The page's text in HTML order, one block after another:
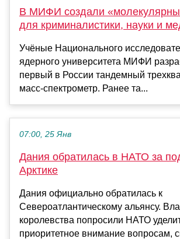
В МИФИ создали
для криминалистики, науки и
Учёные Национального
ядерного университета МИФИ
первый в России тандемный
масс-спектрометр. Ранее та...
07:00, 25 Янв
Дания обратилась в НАТО за
Арктике
Дания официально обратилась к
Североатлантическому альянсу.
королевства попросили НАТО
приоритетное внимание вопросам,